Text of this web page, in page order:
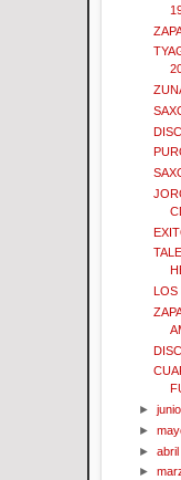
►junio
►
►abril
►